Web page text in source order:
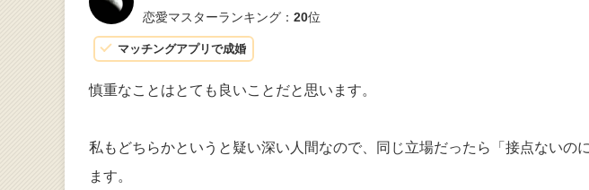
恋愛マスターランキング： 20位
マッチングアプリで成婚
慎重なことはとても良いことだと思います。
私もどちらかというと疑い深い人間なので、同じ立場だったら「接点ないの
ます。